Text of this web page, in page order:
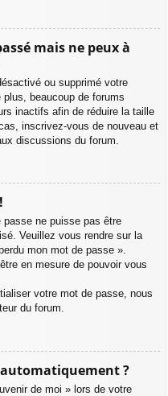
mais ne peux à
ou supprimé votre
beaucoup de forums
inactifs afin de réduire la taille
inscrivez-vous de nouveau et
discussions du forum.
passe ne puisse pas être
Veuillez vous rendre sur la
mon mot de passe ».
en mesure de pouvoir vous
votre mot de passe, nous
du forum.
?
de moi » lors de votre